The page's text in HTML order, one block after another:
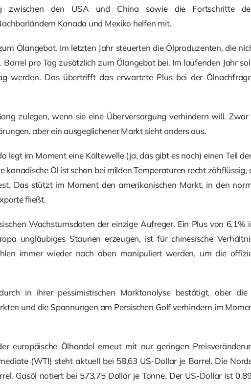
zwischen den USA und China sowie die Fortschritte
Kanada und Mexiko helfen mit.
Ölangebot. Im letzten Jahr steuerten die Ölproduzenten, die
Barrel pro Tag zusätzlich zum Ölangebot bei. Im laufenden Jahr
werden. Das übertrifft das erwartete Plus bei der
zulegen, wenn sie eine Überversorgung verhindern will.
aber ein ausgeglichener Markt sieht anders aus.
legt im Moment eine Kältewelle (ja, das gibt es noch) einen Teil
kanadische Öl ist schon bei milden Temperaturen recht zähflüssig,
Das stützt im Moment den amerikanischen Markt, in den
fließt.
Wachstumsdaten der einzige Aufreger. Ein Plus von 6,1%
ungläubiges Staunen erzeugen, ist für chinesische
immer wieder nach oben manipuliert werden, um die
in ihrer pessimistischen Marktanalyse bestätigt, aber die
und die Spannungen am Persischen Golf verhindern im
europäische Ölhandel erneut mit nur geringen
(WTI) steht aktuell bei 58,63 US-Dollar je Barrel. Die
Gasöl notiert bei 573,75 Dollar je Tonne. Der US-Dollar ist